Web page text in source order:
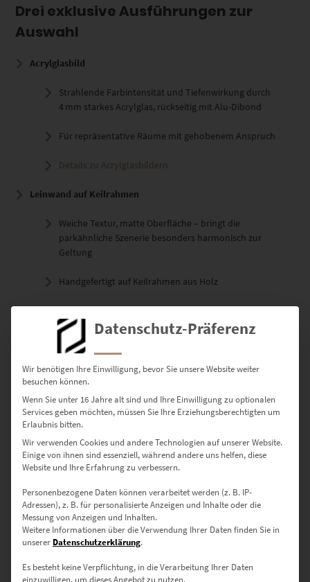
Drei exklusive Ausführungen zur
Auswahl
Acrylglasbild
Strahlende Farbintensität und Tiefenwirkung durch
4 mm starkes Acrylglas, rückseitig mit Alu-Dibond
Für repräsentative Räume mit gehobenem Anspruch
Details zu Acrylglasbildern
Leinwand auf Keilrahmen
Weiche Textur, matte Oberfläche – bringt die
parkähnliche Szenerie besonders harmonisch zur
Geltung
Handgefertigt auf Keilrahmen aus Holz
Details zu Leinwandbildern
Flexibel & hochwertig: seidenmatter Premiumdruck auf
starkem Papier
Ideal für Rahmensysteme oder kreative Wandgestaltung
Details zu Postern
Verfügbare Größen &
Anwendungsbeispiele
30 × 20 cm – Perfekt für kleine Nischen oder das private
Datenschutz-Präferenz
Wir benötigen Ihre Einwilligung, bevor Sie unsere Website weiter
besuchen können.
Wenn Sie unter 16 Jahre alt sind und Ihre Einwilligung zu optionalen
Services geben möchten, müssen Sie Ihre Erziehungsberechtigten um
Erlaubnis bitten.
Wir verwenden Cookies und andere Technologien auf unserer Website.
Einige von ihnen sind essenziell, während andere uns helfen, diese
Website und Ihre Erfahrung zu verbessern.
Personenbezogene Daten können verarbeitet werden (z. B. IP-
Adressen), z. B. für personalisierte Anzeigen und Inhalte oder die
Messung von Anzeigen und Inhalten.
Weitere Informationen über die Verwendung Ihrer Daten finden Sie in
unserer Datenschutzerklärung.
Es besteht keine Verpflichtung, in die Verarbeitung Ihrer Daten